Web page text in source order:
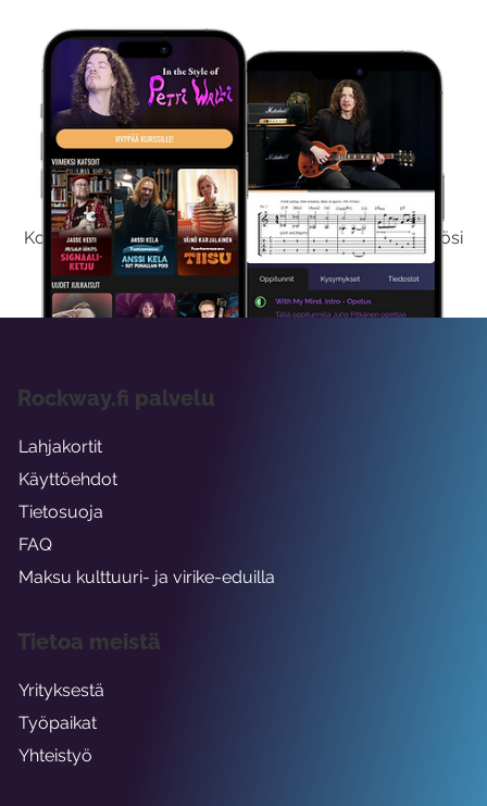
Kokeile Ilmaiseksi
Kokeilemalla ilmaiseksi saat koko sisältömme käyttöösi
viikon ajaksi.
Rockway.fi palvelu
Lahjakortit
Käyttöehdot
Tietosuoja
FAQ
Maksu kulttuuri- ja virike-eduilla
Tietoa meistä
Yrityksestä
Työpaikat
Yhteistyö